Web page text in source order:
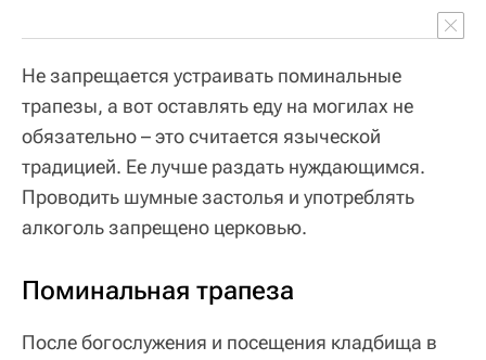
Не запрещается устраивать поминальные
трапезы, а вот оставлять еду на могилах не
обязательно – это считается языческой
традицией. Ее лучше раздать нуждающимся.
Проводить шумные застолья и употреблять
алкоголь запрещено церковью.
Поминальная трапеза
После богослужения и посещения кладбища в